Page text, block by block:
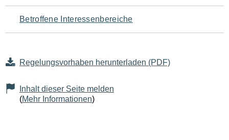
für
den
Seiteninhalt
Betroffene Interessenbereiche
Regelungsvorhaben herunterladen (PDF)
Inhalt dieser Seite melden
(Mehr Informationen)